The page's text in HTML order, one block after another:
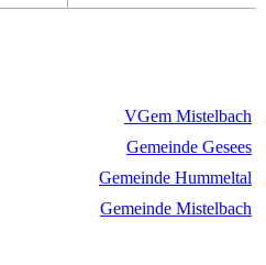
VGem Mistelbach
Gemeinde Gesees
Gemeinde Hummeltal
Gemeinde Mistelbach